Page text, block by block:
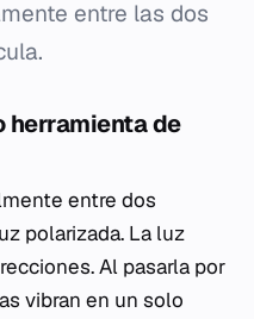
entre las dos
herramienta de
entre dos
polarizada. La luz
Al pasarla por
vibran en un solo